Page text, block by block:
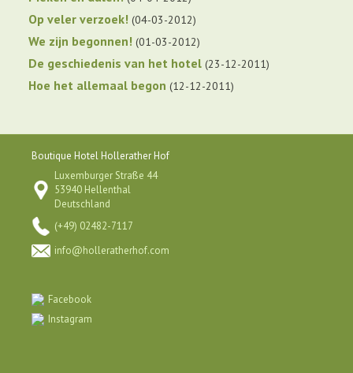
Op veler verzoek! 04-03-2012
We zijn begonnen! 01-03-2012
De geschiedenis van het hotel 23-12-2011
Hoe het allemaal begon 12-12-2011
Boutique Hotel Hollerather Hof
Luxemburger Straße 44
53940 Hellenthal
Deutschland
(+49) 02482-7117
info@holleratherhof.com
Facebook
Instagram